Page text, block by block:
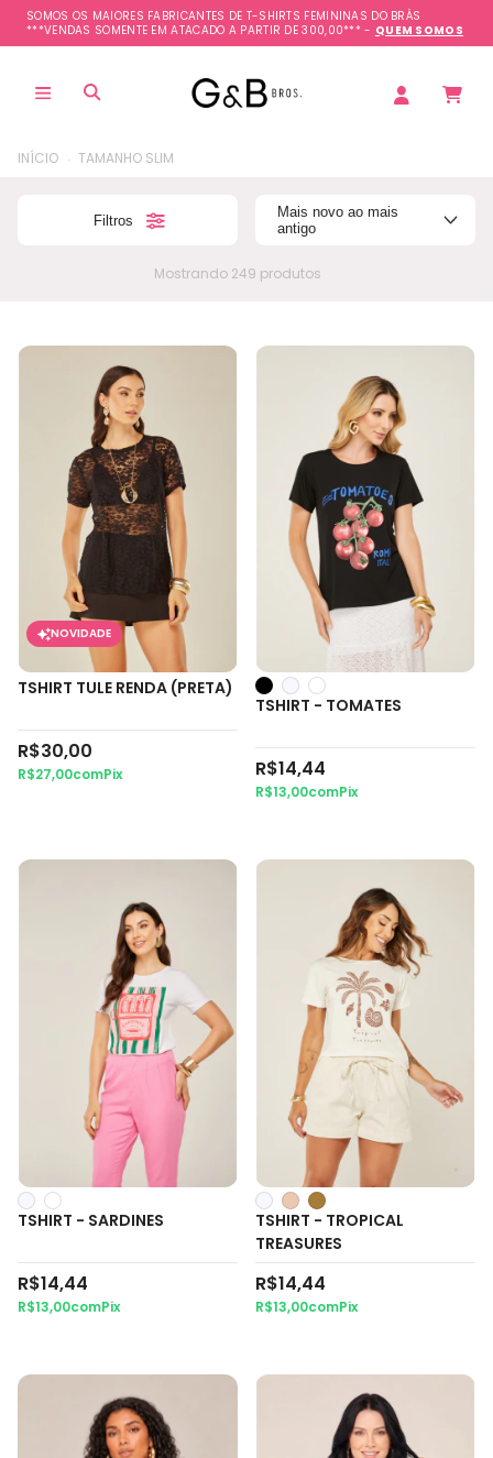
SOMOS OS MAIORES FABRICANTES DE T-SHIRTS FEMININAS DO BRÁS
***VENDAS SOMENTE EM ATACADO A PARTIR DE 300,00*** - QUEM SOMOS
INÍCIO . TAMANHO SLIM
Filtros
Mais novo ao mais
antigo
Mostrando 249 produtos
TSHIRT TULE RENDA (PRETA)
NOVIDADE
R$30,00
R$27,00comPix
TSHIRT - TOMATES
R$14,44
R$13,00comPix
TSHIRT - SARDINES
R$14,44
R$13,00comPix
TSHIRT - TROPICAL
TREASURES
R$14,44
R$13,00comPix